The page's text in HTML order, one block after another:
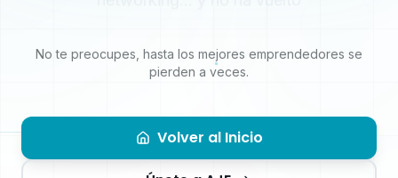
No te preocupes, hasta los mejores emprendedores se
pierden a veces.
Volver al Inicio